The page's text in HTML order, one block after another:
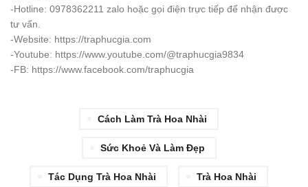
-Hotline: 0978362211 zalo hoặc gọi điện trực tiếp để nhận được
tư vấn.
-Website: https://traphucgia.com
-Youtube: https://www.youtube.com/@traphucgia9834
-FB: https://www.facebook.com/traphucgia
Cách Làm Trà Hoa Nhài
Sức Khoẻ Và Làm Đẹp
Tác Dụng Trà Hoa Nhài Trà Hoa Nhài